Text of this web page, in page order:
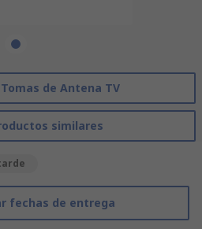
de Antena TV
similares
fechas de entrega